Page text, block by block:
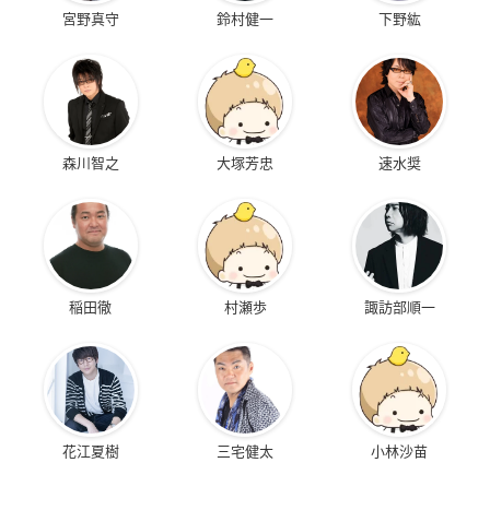
宮野真守 鈴村健一 下野紘
森川智之 大塚芳忠 速水奨
稲田徹 村瀬歩 諏訪部順一
花江夏樹 三宅健太 小林沙苗